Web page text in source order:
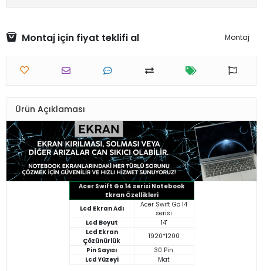
Montaj için fiyat teklifi al Montaj
Ürün Açıklaması
Acer Swift Go 14 serisi Notebook
Ekran Özellikleri
Lcd Ekran Adı
Acer Swift Go 14
serisi
Lcd Boyut
14"
Lcd Ekran
Çözünürlük
1920*1200
Pin Sayısı
30 Pin
Lcd Yüzeyi
Mat